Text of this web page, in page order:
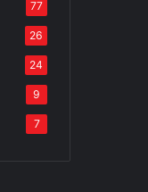
77
26
24
9
7